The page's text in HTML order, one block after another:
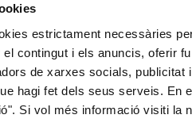
estrictament necessàries
contingut i els anuncis, oferir
de xarxes socials,
hagi fet dels seus serveis. En
Si vol més informació visiti la